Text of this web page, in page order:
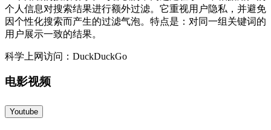
个人信息对搜索结果进行额外过滤。它重视用户隐私，并避免
因个性化搜索而产生的过滤气泡。特点是：对同一组关键词的
用户展示一致的结果。
科学上网访问：DuckDuckGo
电影视频
Youtube